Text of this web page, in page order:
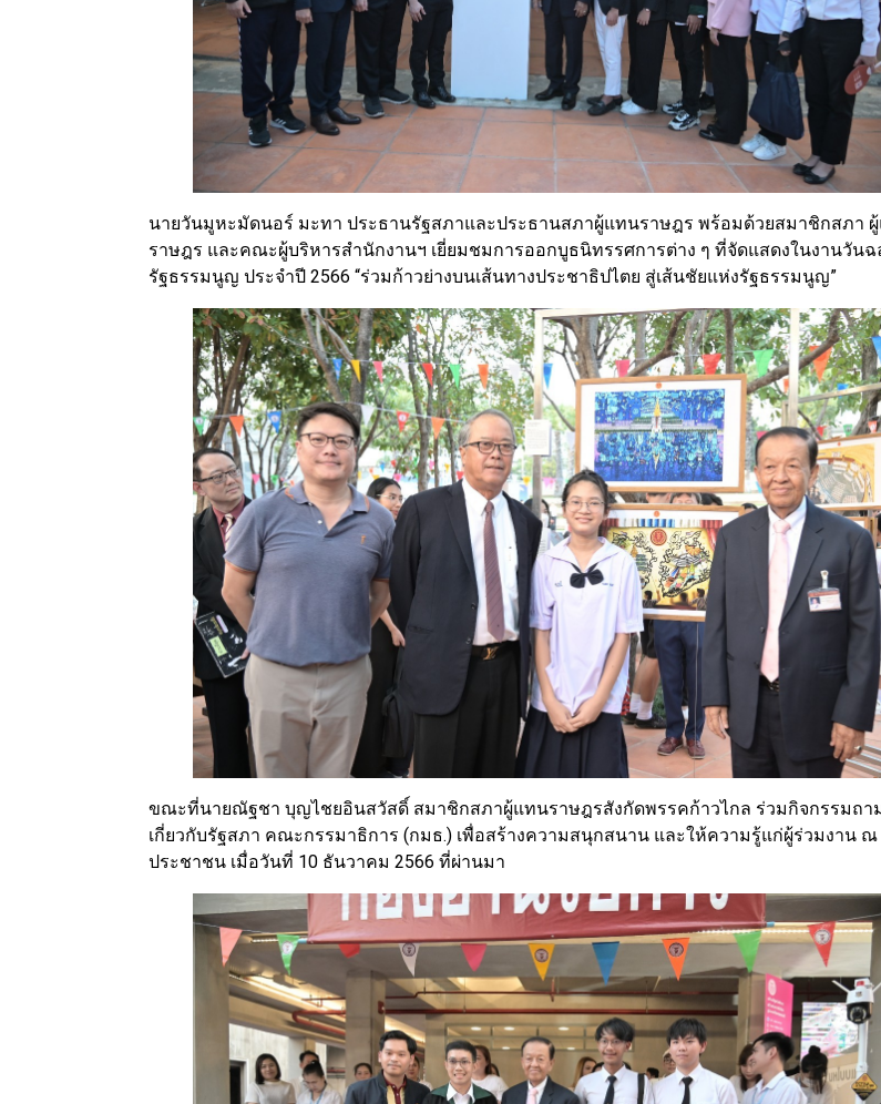
นายวันมูหะมัดนอร์ มะทา ประธานรัฐสภาและประธานสภาผู้แทนราษฎร พร้อมด้วยสมาชิกสภา
ราษฎร และคณะผู้บริหารสำนักงานฯ เยี่ยมชมการออกบูธนิทรรศการต่าง ๆ ที่จัดแสดงในงานวันฉ
รัฐธรรมนูญ ประจำปี 2566 “ร่วมก้าวย่างบนเส้นทางประชาธิปไตย สู่เส้นชัยแห่งรัฐธรรมนูญ”
ขณะที่นายณัฐชา บุญไชยอินสวัสดิ์ สมาชิกสภาผู้แทนราษฎรสังกัดพรรคก้าวไกล ร่วมกิจกรรมถา
เกี่ยวกับรัฐสภา คณะกรรมาธิการ (กมธ.) เพื่อสร้างความสนุกสนาน และให้ความรู้แก่ผู้ร่วมงาน
ประชาชน เมื่อวันที่ 10 ธันวาคม 2566 ที่ผ่านมา